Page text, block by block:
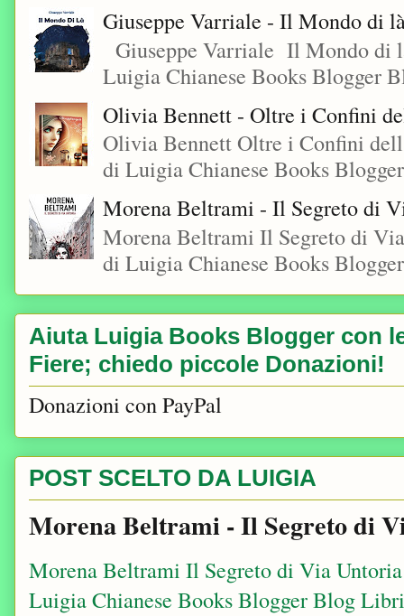
Giuseppe Varriale - Il Mondo di
Giuseppe Varriale Il Mondo di
Luigia Chianese Books
Olivia Bennett - Oltre i Confini
Olivia Bennett Oltre i Confini
di Luigia Chianese Books
Morena Beltrami - Il Segreto di
Morena Beltrami Il Segreto di
di Luigia Chianese Books
Aiuta Luigia Books Blogger con
Fiere; chiedo piccole Donazioni!
Donazioni con PayPal
POST SCELTO DA LUIGIA
Morena Beltrami - Il Segreto di
Morena Beltrami Il Segreto di Via
Luigia Chianese Books Blogger Blog